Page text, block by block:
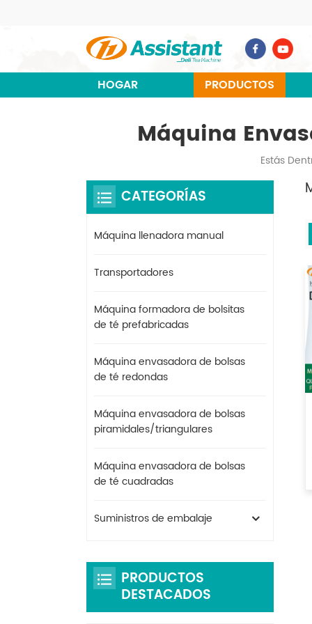
HOGAR PRODUCTOS
Máquina
Estás
CATEGORÍAS
Máquina llenadora manual
Transportadores
Máquina formadora de bolsitas
de té prefabricadas
Máquina envasadora de bolsas
de té redondas
Máquina envasadora de bolsas
piramidales/triangulares
Máquina envasadora de bolsas
de té cuadradas
Suministros de embalaje
PRODUCTOS
DESTACADOS